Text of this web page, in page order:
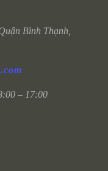
Bình Thạnh,
– 17:00